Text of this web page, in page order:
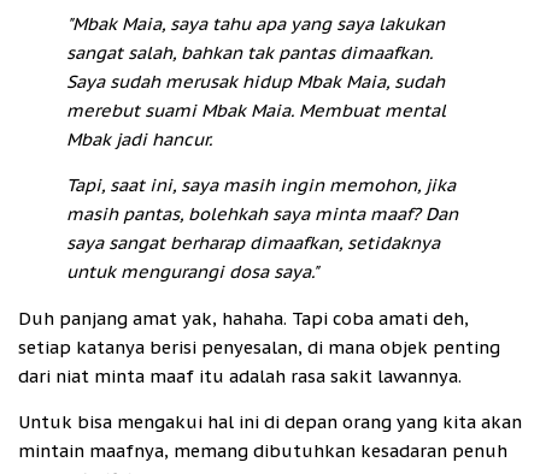
"Mbak Maia, saya tahu apa yang saya lakukan
sangat salah, bahkan tak pantas dimaafkan.
Saya sudah merusak hidup Mbak Maia, sudah
merebut suami Mbak Maia. Membuat mental
Mbak jadi hancur.
Tapi, saat ini, saya masih ingin memohon, jika
masih pantas, bolehkah saya minta maaf? Dan
saya sangat berharap dimaafkan, setidaknya
untuk mengurangi dosa saya."
Duh panjang amat yak, hahaha. Tapi coba amati deh,
setiap katanya berisi penyesalan, di mana objek penting
dari niat minta maaf itu adalah rasa sakit lawannya.
Untuk bisa mengakui hal ini di depan orang yang kita akan
mintain maafnya, memang dibutuhkan kesadaran penuh